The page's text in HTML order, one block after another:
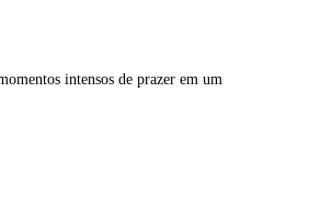
intensos de prazer em um